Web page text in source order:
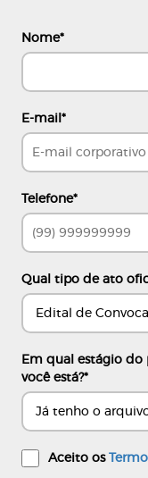
Nome*
E-mail *
Telefone*
Qual tipo de ato
Em qual estágio do
você está?*
Aceito os